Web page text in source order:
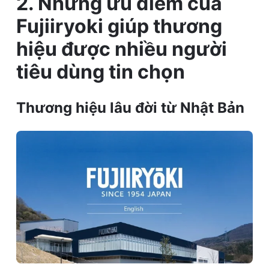
Fujiiryoki giúp thương
hiệu được nhiều người
tiêu dùng tin chọn
Thương hiệu lâu đời từ Nhật Bản